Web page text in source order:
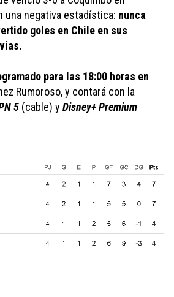
una negativa estadística: nunca
goles en Chile en sus
para las 18:00 horas en
Rumoroso, y contará con la
5 (cable) y Disney+ Premium